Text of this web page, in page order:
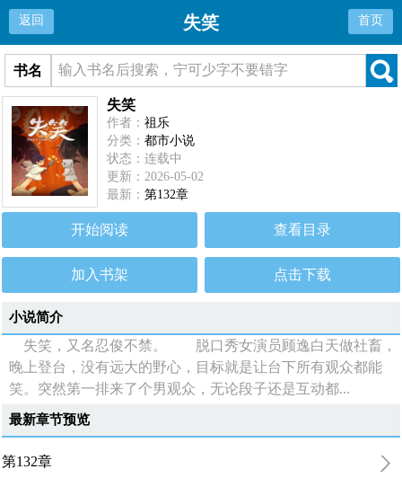
返回 失笑 首页
书名
失笑
作者：祖乐
分类：都市小说
状态：连载中
更新：2026-05-02
最新：第132章
开始阅读 查看目录
加入书架 点击下载
小说简介
失笑，又名忍俊不禁。 脱口秀女演员顾逸白天做社畜，
晚上登台，没有远大的野心，目标就是让台下所有观众都能
笑。突然第一排来了个男观众，无论段子还是互动都...
最新章节预览
第132章